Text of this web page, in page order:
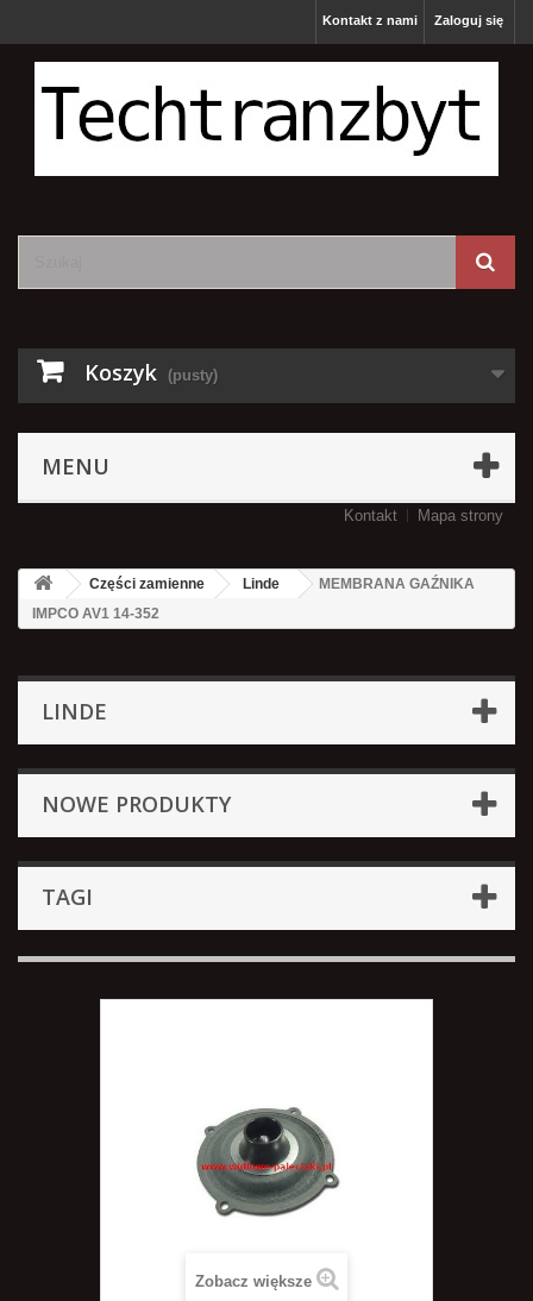
Zaloguj się
Kontakt z nami
Koszyk (pusty)
MENU
Kontakt Mapa strony
Części zamienne Linde
MEMBRANA GAŹNIKA
IMPCO AV1 14-352
LINDE
NOWE PRODUKTY
TAGI
Zobacz większe